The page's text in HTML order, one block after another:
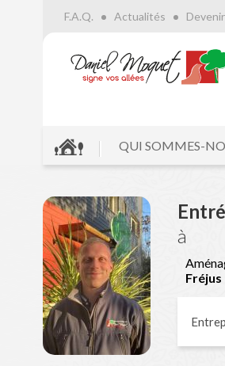
F.A.Q. Actualités
QUI SOMMES-
à
Fréjus